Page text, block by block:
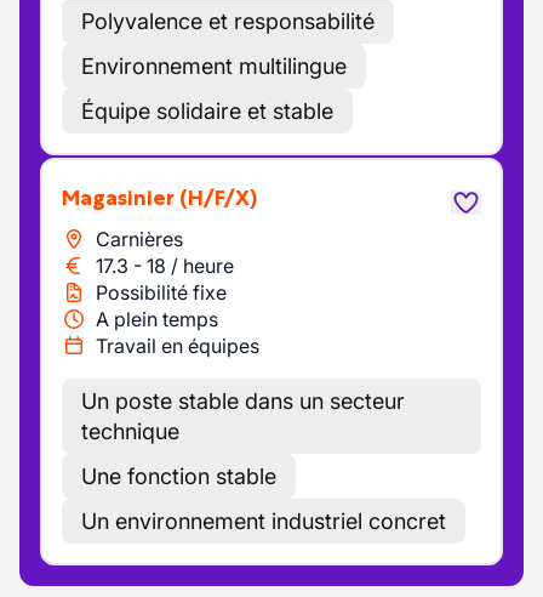
Polyvalence et responsabilité
Environnement multilingue
Équipe solidaire et stable
Magasinier (H/F/X)
Carnières
17.3 - 18 / heure
Possibilité fixe
A plein temps
Travail en équipes
Un poste stable dans un secteur
technique
Une fonction stable
Un environnement industriel concret